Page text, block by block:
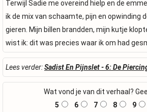
Terwijl Sadie me overeind hielp en de
ik de mix van schaamte, pijn en opwinding
gieren. Mijn billen brandden, mijn kutje
wist ik: dit was precies waar ik om had
Lees verder:Sadist En Pijnslet - 6: De
Wat vond je van dit verhaal?
5
6 7 8 9